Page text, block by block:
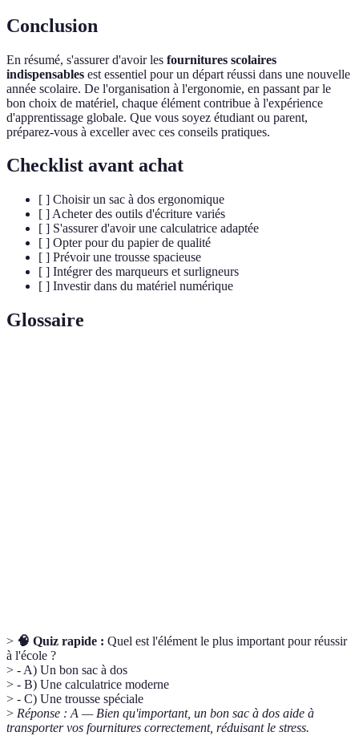
Conclusion
En résumé, s'assurer d'avoir les fournitures scolaires
indispensables est essentiel pour un départ réussi dans une nouvelle
année scolaire. De l'organisation à l'ergonomie, en passant par le
bon choix de matériel, chaque élément contribue à l'expérience
d'apprentissage globale. Que vous soyez étudiant ou parent,
préparez-vous à exceller avec ces conseils pratiques.
Checklist avant achat
[ ] Choisir un sac à dos ergonomique
[ ] Acheter des outils d'écriture variés
[ ] S'assurer d'avoir une calculatrice adaptée
[ ] Opter pour du papier de qualité
[ ] Prévoir une trousse spacieuse
[ ] Intégrer des marqueurs et surligneurs
[ ] Investir dans du matériel numérique
Glossaire
> 🧠 Quiz rapide : Quel est l'élément le plus important pour réussir
à l'école ?
> - A) Un bon sac à dos
> - B) Une calculatrice moderne
> - C) Une trousse spéciale
> Réponse : A — Bien qu'important, un bon sac à dos aide à
transporter vos fournitures correctement, réduisant le stress.